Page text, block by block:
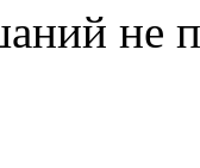
не